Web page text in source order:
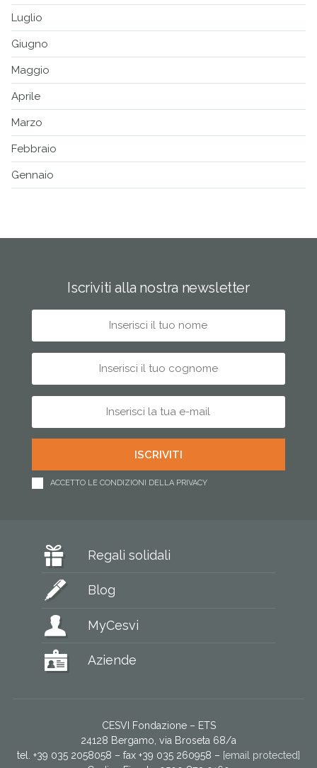
Luglio
Giugno
Maggio
Aprile
Marzo
Febbraio
Gennaio
Iscriviti alla nostra newsletter
ACCETTO LE CONDIZIONI DELLA PRIVACY
Regali solidali
Blog
MyCesvi
Aziende
CESVI Fondazione – ETS
24128 Bergamo, via Broseta 68/a
tel. +39 035 2058058 – fax +39 035 260958 – [email protected]